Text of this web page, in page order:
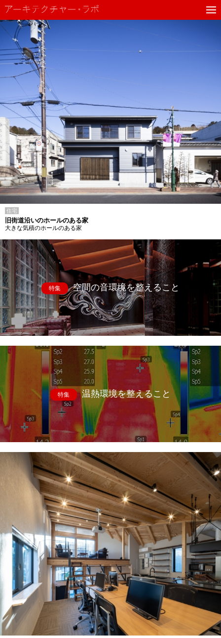
住宅
旧街道沿いのホールのある家
大きな気積のホールのある家
特集 空間の音環境を整えること
特集 温熱環境を整えること